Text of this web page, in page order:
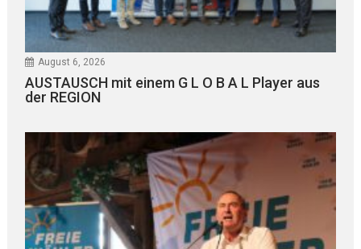
August 6, 2026
AUSTAUSCH mit einem G L O B A L Player aus
der REGION